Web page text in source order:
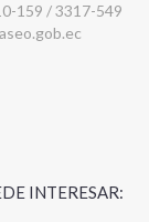
159 / 3317-549
INTERESAR: